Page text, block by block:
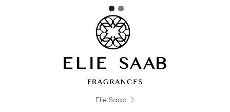
Elie Saab